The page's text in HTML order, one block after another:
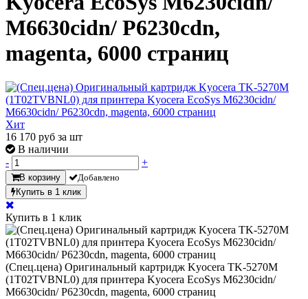
M6630cidn/ P6230cdn,
magenta, 6000 страниц
Хит
16 170 руб за шт
В наличии
-
+
В корзину
Добавлено
Купить в 1 клик
Купить в 1 клик
(Спец.цена) Оригинальный картридж Kyocera TK-5270M
(1T02TVBNL0) для принтера Kyocera EcoSys M6230cidn/
M6630cidn/ P6230cdn, magenta, 6000 страниц